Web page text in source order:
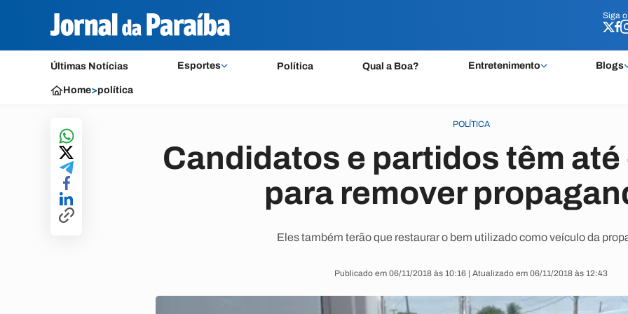
Siga o
Últimas Notícias Esportes Política Qual a Boa? Entretenimento Blogs
Siga o
Home>política
POLÍTICA
Candidatos e partidos têm
para remover
Eles também terão que restaurar o bem utilizado como veículo da
Publicado em 06/11/2018 às 10:16 | Atualizado em 06/11/2018 às 12:43